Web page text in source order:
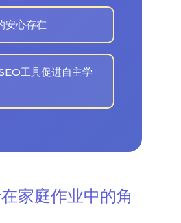
安心存在
工具促进自主学
家庭作业中的角